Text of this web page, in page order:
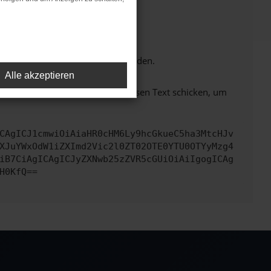
nicht mehr unterstützt werden.
beheben. Du kannst uns diesen Text schicken, um
Alle akzeptieren